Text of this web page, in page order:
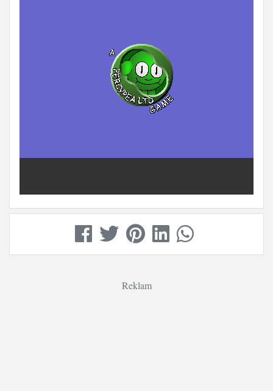
Reklam